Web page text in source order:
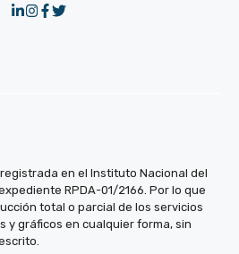
en el Instituto Nacional del
RPDA-01/2166. Por lo que
total o parcial de los servicios
y gráficos en cualquier forma, sin